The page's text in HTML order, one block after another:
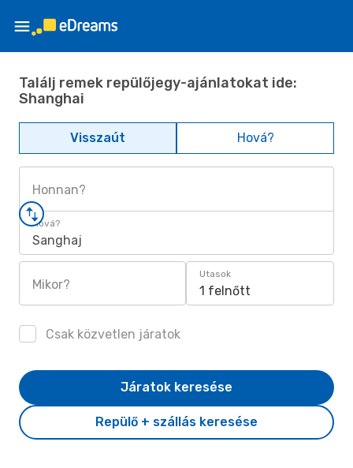
Találj remek repülőjegy-ajánlatokat ide:
Shanghai
Visszaút Hová?
Honnan?
Hová?
Sanghaj
Mikor?
Utasok
1 felnőtt
Csak közvetlen járatok
Repülő + szállás keresése
Járatok keresése